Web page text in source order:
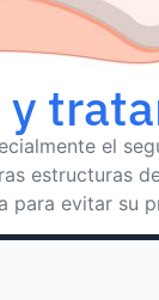
y
el
estructuras
para evitar su